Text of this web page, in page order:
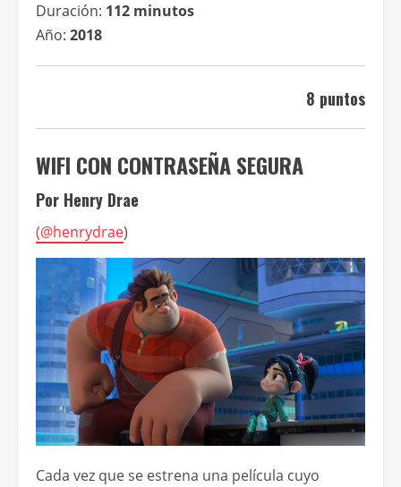
Duración: 112 minutos
Año: 2018
8 puntos
WIFI CON CONTRASEÑA SEGURA
Por Henry Drae
(@henrydrae)
Cada vez que se estrena una película cuyo